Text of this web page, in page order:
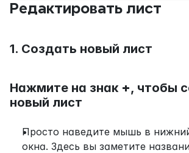
Редактировать лист
1. Создать новый лист
Нажмите на знак +, чтобы
новый лист
Просто наведите мышь в
окна. Здесь вы заметите